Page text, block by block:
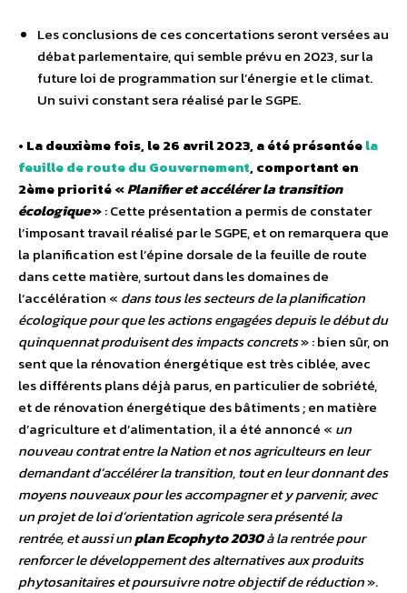
Les conclusions de ces concertations seront versées au
débat parlementaire, qui semble prévu en 2023, sur la
future loi de programmation sur l’énergie et le climat.
Un suivi constant sera réalisé par le SGPE.
• La deuxième fois, le 26 avril 2023, a été présentéela
feuille de route du Gouvernement, comportant en
2ème priorité «Planifier et accélérer la transition
écologique»: Cette présentation a permis de constater
l’imposant travail réalisé par le SGPE, et on remarquera que
la planification est l’épine dorsale de la feuille de route
dans cette matière, surtout dans les domaines de
l’accélération « dans tous les secteurs de la planification
écologique pour que les actions engagées depuis le début du
quinquennat produisent des impacts concrets» : bien sûr, on
sent que la rénovation énergétique est très ciblée, avec
les différents plans déjà parus, en particulier de sobriété,
et de rénovation énergétique des bâtiments ; en matière
d’agriculture et d’alimentation, il a été annoncé « un
nouveau contrat entre la Nation et nos agriculteurs en leur
demandant d’accélérer la transition, tout en leur donnant des
moyens nouveaux pour les accompagner et y parvenir, avec
un projet de loi d’orientation agricole sera présenté la
rentrée, et aussi unplan Ecophyto 2030à la rentrée pour
renforcer le développement des alternatives aux produits
phytosanitaires et poursuivre notre objectif de réduction».